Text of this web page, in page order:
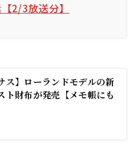
2/3放送分】
ス】ローランドモデルの新
ト財布が発売【メモ帳にも